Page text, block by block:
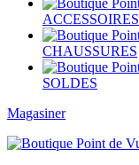
ACCESSOIRES
CHAUSSURES
SOLDES
Magasiner